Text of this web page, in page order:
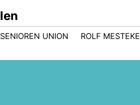
SENIOREN UNION ROLF